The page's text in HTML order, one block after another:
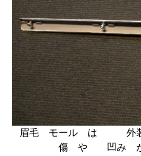
眉毛 モール は 外
傷 や 凹み